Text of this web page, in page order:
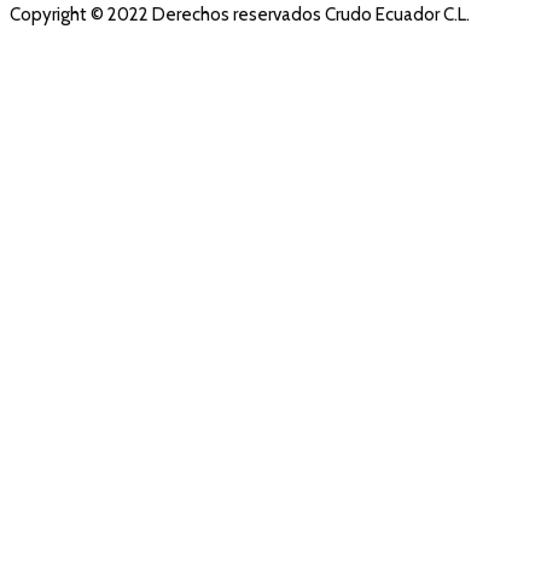
Copyright © 2022 Derechos reservados Crudo Ecuador C.L.